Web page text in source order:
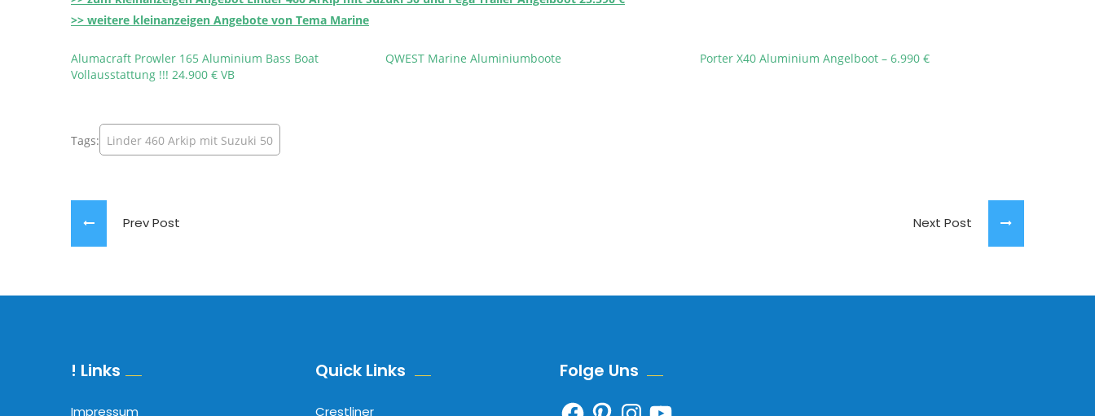
>> weitere kleinanzeigen Angebote von Tema Marine
Alumacraft Prowler 165 Aluminium Bass Boat
Vollausstattung !!! 24.900 € VB
QWEST Marine Aluminiumboote Porter X40 Aluminium Angelboot – 6.990 €
Tags: Linder 460 Arkip mit Suzuki 50
Prev Post Next Post
! Links
Impressum
Quick Links
Crestliner
Folge Uns
FacebookPinterestInstagramYouTube